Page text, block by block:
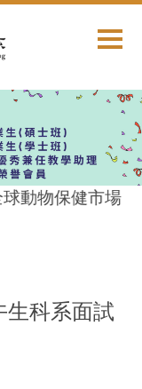
動物保健市場
生科系面試